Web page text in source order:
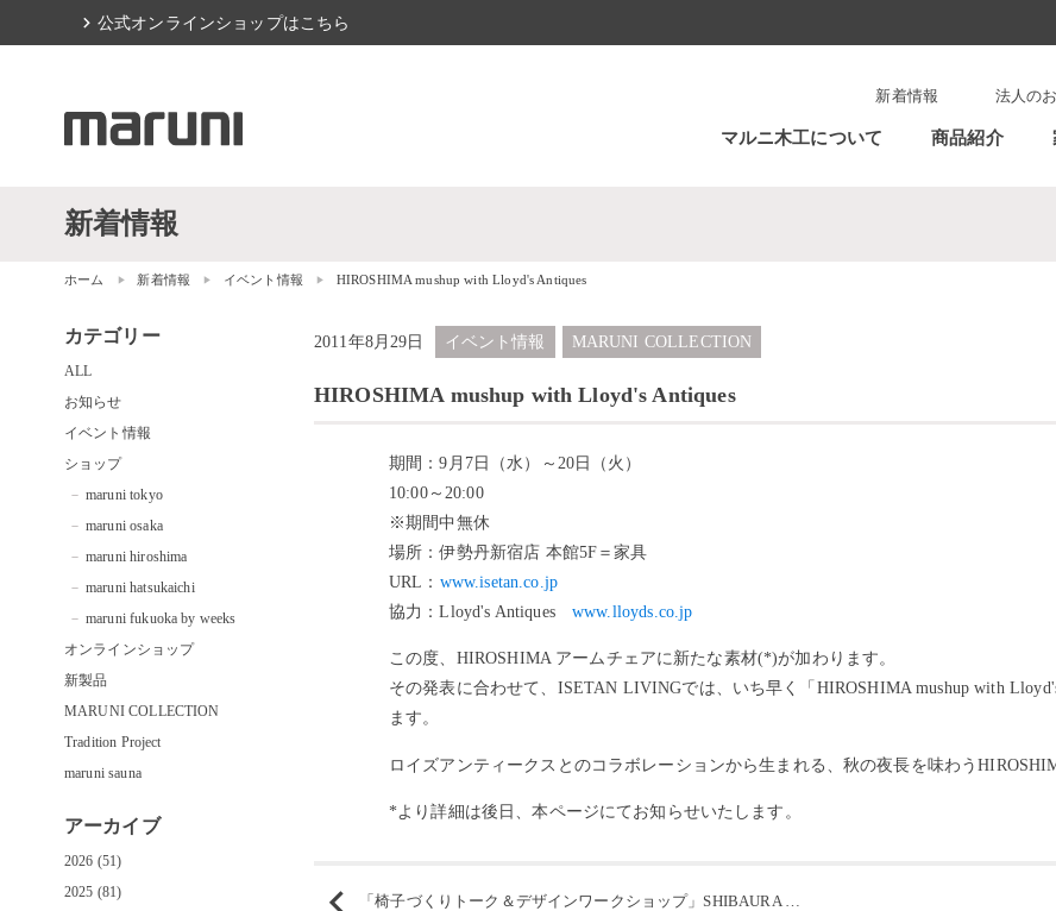
chevron_right 公式オンラインショップはこちら
マルニ木工について 商品紹介
新着情報 法人の
新着情報
ホーム 新着情報 イベント情報 HIROSHIMA mushup with Lloyd's Antiques
2011年8月29日 イベント情報 MARUNI COLLECTION
HIROSHIMA mushup with Lloyd's Antiques
期間：9月7日（水）～20日（火）
10:00～20:00
※期間中無休
場所：伊勢丹新宿店 本館5F＝家具
URL： www.isetan.co.jp
協力：Lloyd's Antiqueswww.lloyds.co.jp
この度、HIROSHIMA アームチェアに新たな素材(*)が加わります。
その発表に合わせて、ISETAN LIVINGでは、いち早く「HIROSHIMA mushup with
ます。
ロイズアンティークスとのコラボレーションから生まれる、秋の夜長を味わう
*より詳細は後日、本ページにてお知らせいたします。
「椅子づくりトーク＆デザインワークショップ」SHIBAURA HOUSE ご報告
カテゴリー
ALL
お知らせ
イベント情報
ショップ
maruni tokyo
maruni osaka
maruni hiroshima
maruni hatsukaichi
maruni fukuoka by weeks
オンラインショップ
新製品
MARUNI COLLECTION
Tradition Project
maruni sauna
アーカイブ
2026 (51)
2025 (81)